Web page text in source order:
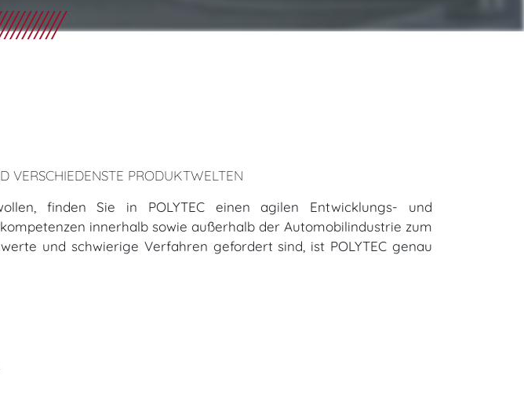
VERSCHIEDENSTE PRODUKTWELTEN
finden Sie in POLYTEC einen agilen Entwicklungs- und
innerhalb sowie außerhalb der Automobilindustrie zum
und schwierige Verfahren gefordert sind, ist POLYTEC genau